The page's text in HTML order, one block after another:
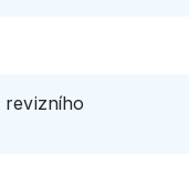
revizního